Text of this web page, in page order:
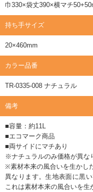
巾330×袋丈390×横マチ
持ち手サイズ
20×460mm
カラー品番
TR-0335-008 ナチュラル
備考
■容量：約11L
■エコマーク商品
■両サイドにマチあり
※ナチュラルのみ価格が異な
※素材本来の風合いを生かし
異なります。生地表面に黒
これは素材本来の風合いを生